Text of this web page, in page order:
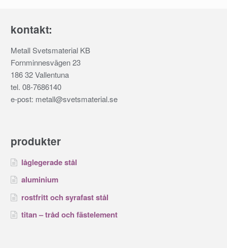
kontakt:
Metall Svetsmaterial KB
Fornminnesvägen 23
186 32 Vallentuna
tel. 08-7686140
e-post: metall@svetsmaterial.se
produkter
låglegerade stål
aluminium
rostfritt och syrafast stål
titan – tråd och fästelement